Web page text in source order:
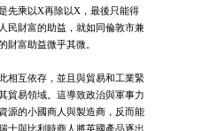
先乘以X再除以X，最後只能得
民財富的助益，就如同倫敦市兼
財富助益微乎其微。
相互依存，並且與貿易和工業緊
貿易領域。這導致政治與軍事力
源的小國商人與製造商，反而能
士與比利時商人將英國產品逐出